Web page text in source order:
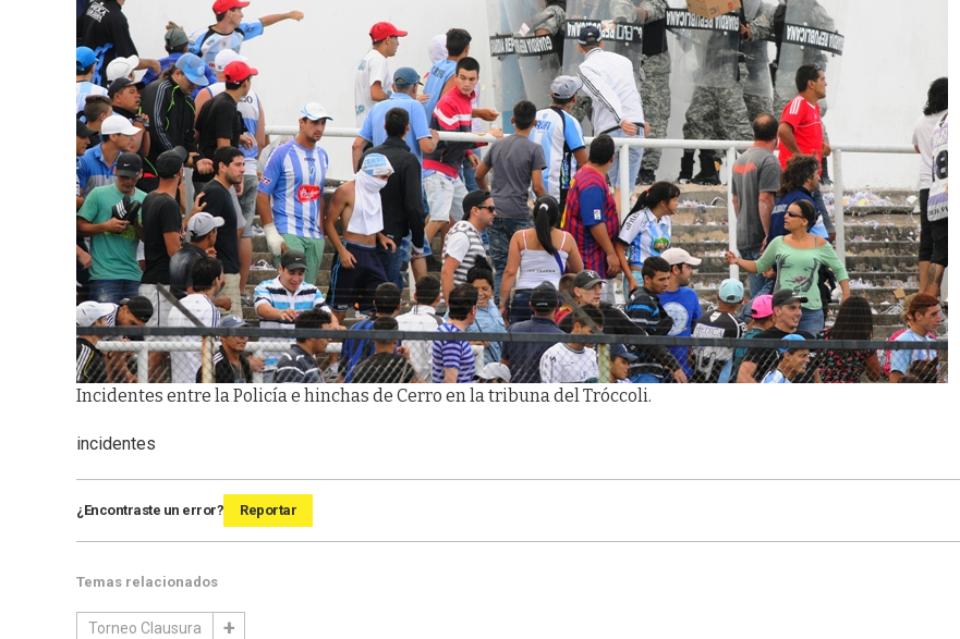
Incidentes entre la Policía e hinchas de Cerro en la tribuna del Tróccoli.
incidentes
¿Encontraste un error? Reportar
Temas relacionados
Torneo Clausura